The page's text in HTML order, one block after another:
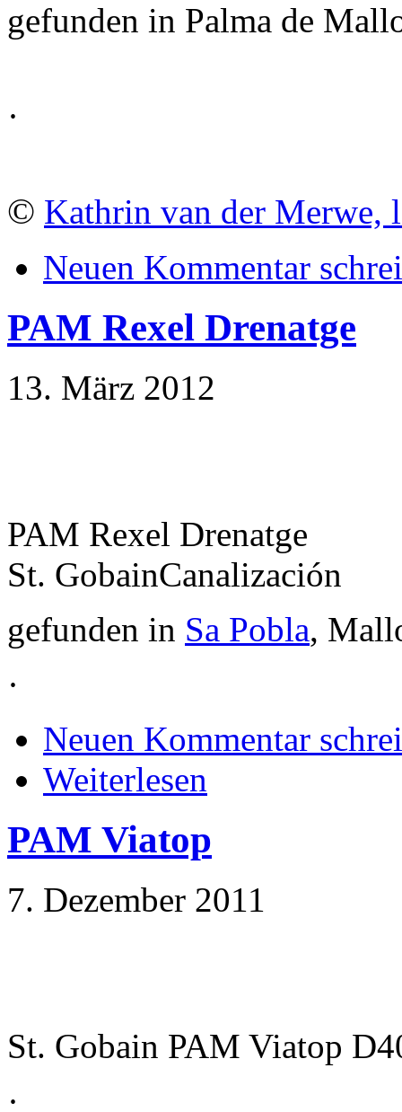
gefunden in Palma de
·
© Kathrin van der Merwe,
Neuen Kommentar
PAM Rexel Drenatge
13. März 2012
PAM Rexel Drenatge
St. GobainCanalización
gefunden in Sa Pobla,
·
Neuen Kommentar
Weiterlesen
PAM Viatop
7. Dezember 2011
St. Gobain PAM Viatop
·